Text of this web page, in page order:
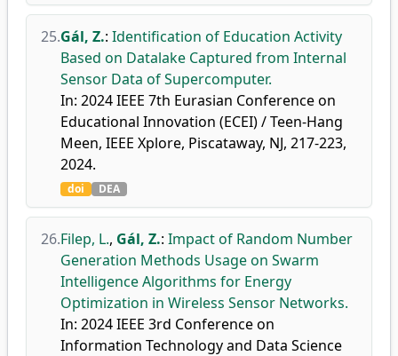
25.Gál, Z.: Identification of Education Activity
Based on Datalake Captured from Internal
Sensor Data of Supercomputer.
In: 2024 IEEE 7th Eurasian Conference on
Educational Innovation (ECEI) / Teen-Hang
Meen, IEEE Xplore, Piscataway, NJ, 217-223,
2024.
doi DEA
26.Filep, L., Gál, Z.: Impact of Random Number
Generation Methods Usage on Swarm
Intelligence Algorithms for Energy
Optimization in Wireless Sensor Networks.
In: 2024 IEEE 3rd Conference on
Information Technology and Data Science